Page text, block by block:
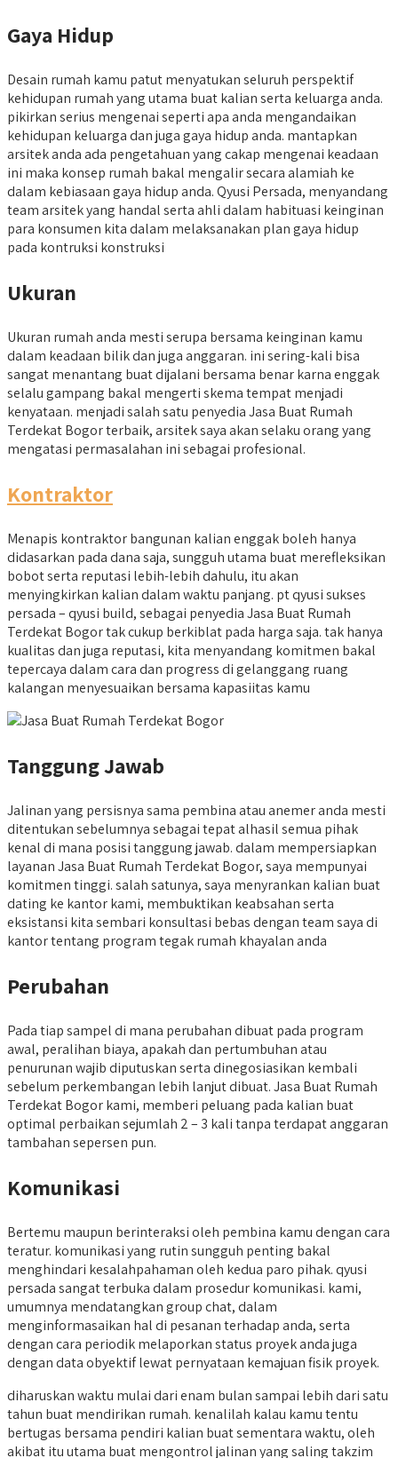
Gaya Hidup
Desain rumah kamu patut menyatukan seluruh perspektif
kehidupan rumah yang utama buat kalian serta keluarga anda.
pikirkan serius mengenai seperti apa anda mengandaikan
kehidupan keluarga dan juga gaya hidup anda. mantapkan
arsitek anda ada pengetahuan yang cakap mengenai keadaan
ini maka konsep rumah bakal mengalir secara alamiah ke
dalam kebiasaan gaya hidup anda. Qyusi Persada, menyandang
team arsitek yang handal serta ahli dalam habituasi keinginan
para konsumen kita dalam melaksanakan plan gaya hidup
pada kontruksi konstruksi
Ukuran
Ukuran rumah anda mesti serupa bersama keinginan kamu
dalam keadaan bilik dan juga anggaran. ini sering-kali bisa
sangat menantang buat dijalani bersama benar karna enggak
selalu gampang bakal mengerti skema tempat menjadi
kenyataan. menjadi salah satu penyedia Jasa Buat Rumah
Terdekat Bogor terbaik, arsitek saya akan selaku orang yang
mengatasi permasalahan ini sebagai profesional.
Kontraktor
Menapis kontraktor bangunan kalian enggak boleh hanya
didasarkan pada dana saja, sungguh utama buat merefleksikan
bobot serta reputasi lebih-lebih dahulu, itu akan
menyingkirkan kalian dalam waktu panjang. pt qyusi sukses
persada – qyusi build, sebagai penyedia Jasa Buat Rumah
Terdekat Bogor tak cukup berkiblat pada harga saja. tak hanya
kualitas dan juga reputasi, kita menyandang komitmen bakal
tepercaya dalam cara dan progress di gelanggang ruang
kalangan menyesuaikan bersama kapasiitas kamu
Tanggung Jawab
Jalinan yang persisnya sama pembina atau anemer anda mesti
ditentukan sebelumnya sebagai tepat alhasil semua pihak
kenal di mana posisi tanggung jawab. dalam mempersiapkan
layanan Jasa Buat Rumah Terdekat Bogor, saya mempunyai
komitmen tinggi. salah satunya, saya menyrankan kalian buat
dating ke kantor kami, membuktikan keabsahan serta
eksistansi kita sembari konsultasi bebas dengan team saya di
kantor tentang program tegak rumah khayalan anda
Perubahan
Pada tiap sampel di mana perubahan dibuat pada program
awal, peralihan biaya, apakah dan pertumbuhan atau
penurunan wajib diputuskan serta dinegosiasikan kembali
sebelum perkembangan lebih lanjut dibuat. Jasa Buat Rumah
Terdekat Bogor kami, memberi peluang pada kalian buat
optimal perbaikan sejumlah 2 – 3 kali tanpa terdapat anggaran
tambahan sepersen pun.
Komunikasi
Bertemu maupun berinteraksi oleh pembina kamu dengan cara
teratur. komunikasi yang rutin sungguh penting bakal
menghindari kesalahpahaman oleh kedua paro pihak. qyusi
persada sangat terbuka dalam prosedur komunikasi. kami,
umumnya mendatangkan group chat, dalam
menginformasaikan hal di pesanan terhadap anda, serta
dengan cara periodik melaporkan status proyek anda juga
dengan data obyektif lewat pernyataan kemajuan fisik proyek.
diharuskan waktu mulai dari enam bulan sampai lebih dari satu
tahun buat mendirikan rumah. kenalilah kalau kamu tentu
bertugas bersama pendiri kalian buat sementara waktu, oleh
akibat itu utama buat mengontrol jalinan yang saling takzim